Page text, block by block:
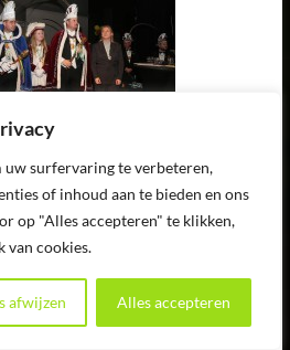
surfervaring te verbeteren,
of inhoud aan te bieden en ons
op "Alles accepteren" te klikken,
van cookies.
afwijzen Alles accepteren